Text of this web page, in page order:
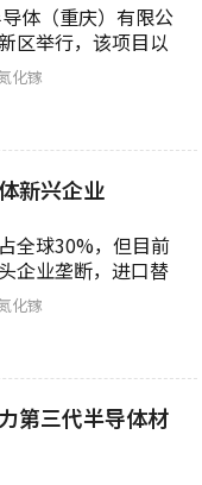
体（重庆）有限公
区举行，该项目以
领域前沿的氮化镓
项拟投资50亿元...
化镓
新兴企业
全球30%，但目前
企业垄断，进口替
方政府相关政策的
企业迎来快速...
化镓
第三代半导体材